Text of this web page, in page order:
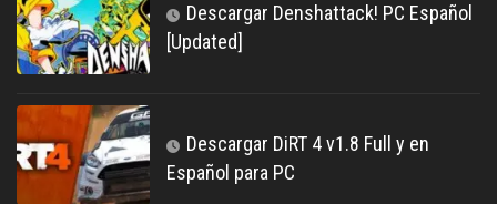
Descargar Denshattack! PC Español
[Updated]
Descargar DiRT 4 v1.8 Full y en
Español para PC